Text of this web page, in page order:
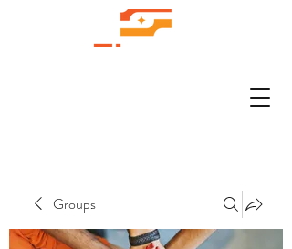
Groups